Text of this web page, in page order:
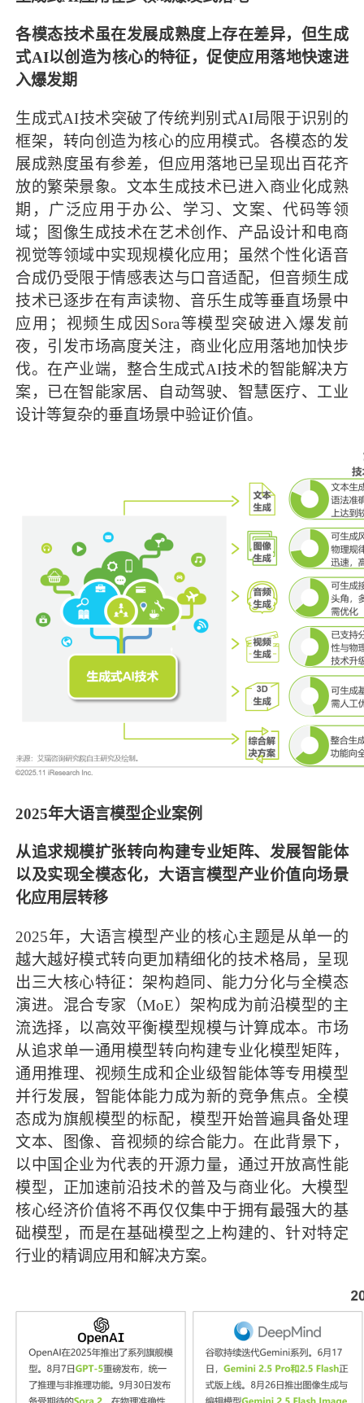
各模态技术虽在发展成熟度上存在差异，但生成
式AI以创造为核心的特征，促使应用落地快速进
入爆发期
生成式AI技术突破了传统判别式AI局限于识别的
框架，转向创造为核心的应用模式。各模态的发
展成熟度虽有参差，但应用落地已呈现出百花齐
放的繁荣景象。文本生成技术已进入商业化成熟
期，广泛应用于办公、学习、文案、代码等领
域；图像生成技术在艺术创作、产品设计和电商
视觉等领域中实现规模化应用；虽然个性化语音
合成仍受限于情感表达与口音适配，但音频生成
技术已逐步在有声读物、音乐生成等垂直场景中
应用；视频生成因Sora等模型突破进入爆发前
夜，引发市场高度关注，商业化应用落地加快步
伐。在产业端，整合生成式AI技术的智能解决方
案，已在智能家居、自动驾驶、智慧医疗、工业
设计等复杂的垂直场景中验证价值。
2025年大语言模型企业案例
从追求规模扩张转向构建专业矩阵、发展智能体
以及实现全模态化，大语言模型产业价值向场景
化应用层转移
2025年，大语言模型产业的核心主题是从单一的
越大越好模式转向更加精细化的技术格局，呈现
出三大核心特征：架构趋同、能力分化与全模态
演进。混合专家（MoE）架构成为前沿模型的主
流选择，以高效平衡模型规模与计算成本。市场
从追求单一通用模型转向构建专业化模型矩阵，
通用推理、视频生成和企业级智能体等专用模型
并行发展，智能体能力成为新的竞争焦点。全模
态成为旗舰模型的标配，模型开始普遍具备处理
文本、图像、音视频的综合能力。在此背景下，
以中国企业为代表的开源力量，通过开放高性能
模型，正加速前沿技术的普及与商业化。大模型
核心经济价值将不再仅仅集中于拥有最强大的基
础模型，而是在基础模型之上构建的、针对特定
行业的精调应用和解决方案。